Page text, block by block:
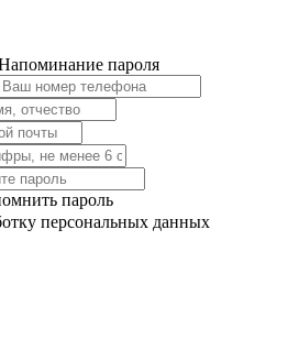
пароля
пароль
персональных данных